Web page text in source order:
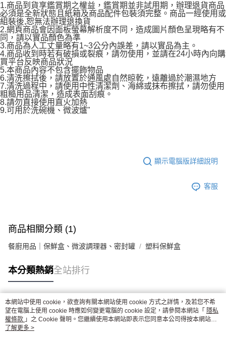
1.商品到貨享鑑賞期之權益，鑑賞期並非試用期，辦理退貨商品
必須是全新狀態且紙箱及商品配件包裝須完整。商品一經使用或
組裝後,恕無法辦理退換貨
2.網頁商品會因面板螢幕解析度不同，造成圖片顏色呈現略有不
同，請以實品顏色為準
3.商品為人工丈量略有1~3公分內誤差，請以實品為主。
4.商品收到時若有破損或裂痕，請勿使用，並請在24小時內向購
買平台反映商品狀況
5.本商品內容不包含擺飾物品
6.清洗擦拭後，請放置於通風處自然晾乾，遠離過於潮濕地方
7.清洗過程中，請使用中性清潔劑、海綿或抹布擦拭，請勿使用
粗糙用品清潔，造成表面刮痕。
8.請勿直接使用直火加熱
9.可用於洗碗機、微波爐"
顯示電腦版詳細說明
客服
商品相關分類 (1)
餐廚用品｜保鮮盒、微波調理器、密封罐 塑料保鮮盒
本分類熱銷全站排行
熱門標籤
本網站中使用 cookie，欲查詢有關本網站使用 cookie 方式之詳情，及若您不希
望在電腦上使用 cookie 時應如何變更電腦的 cookie 設定，請參閱本網站「 隱私
權條款 」之 Cookie 聲明。您繼續使用本網站即表示您同意本公司得按本網站使
用條款之 Cookie 聲明使用 cookie。
了解更多 >